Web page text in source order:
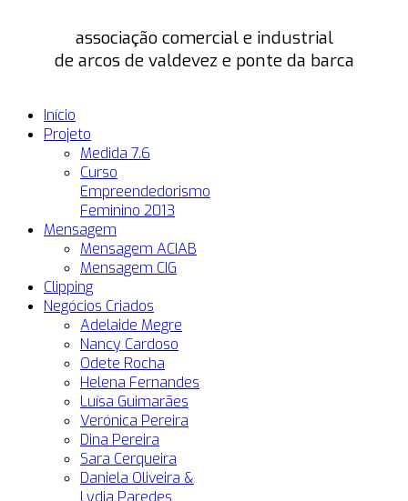
associação comercial e industrial
de arcos de valdevez e ponte da barca
Início
Projeto
Medida 7.6
Curso
Empreendedorismo
Feminino 2013
Mensagem
Mensagem ACIAB
Mensagem CIG
Clipping
Negócios Criados
Adelaide Megre
Nancy Cardoso
Odete Rocha
Helena Fernandes
Luísa Guimarães
Verónica Pereira
Dina Pereira
Sara Cerqueira
Daniela Oliveira &
Lydia Paredes